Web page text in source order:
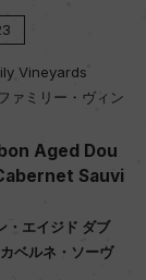
Vineyards
ァミリー・ヴィン
Aged Dou
Sauvi
・エイジド ダブ
ベルネ・ソーヴ